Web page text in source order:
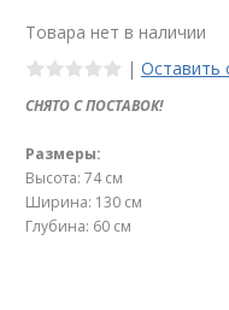
Товара нет в наличии
| Оставить
СНЯТО С ПОСТАВОК!
Размеры:
Высота: 74 см
Ширина: 130 см
Глубина: 60 см